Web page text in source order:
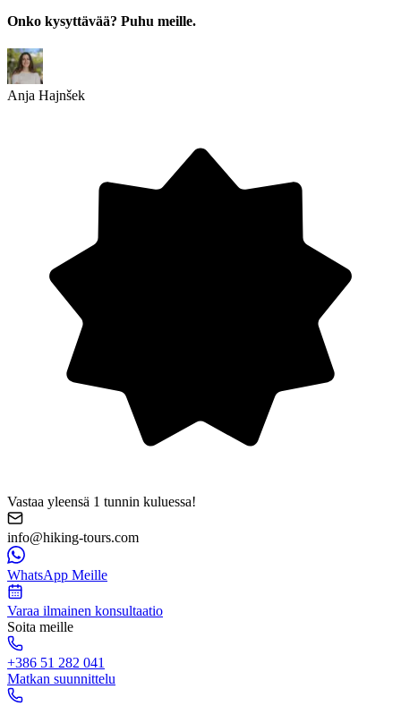
Onko kysyttävää? Puhu meille.
Anja Hajnšek
Vastaa yleensä 1 tunnin kuluessa!
info@hiking-tours.com
WhatsApp Meille
Varaa ilmainen konsultaatio
Soita meille
+386 51 282 041
Matkan suunnittelu